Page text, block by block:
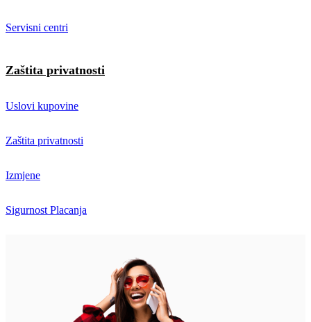
Servisni centri
Zaštita privatnosti
Uslovi kupovine
Zaštita privatnosti
Izmjene
Sigurnost Placanja